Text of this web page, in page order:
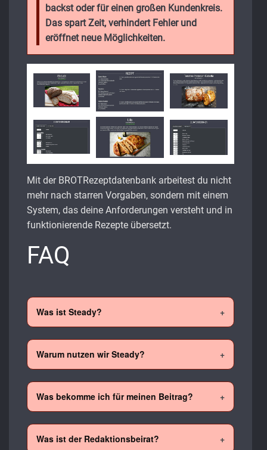
backst oder für einen großen Kundenkreis.
Das spart Zeit, verhindert Fehler und
eröffnet neue Möglichkeiten.
Mit der BROTRezeptdatenbank arbeitest du nicht
mehr nach starren Vorgaben, sondern mit einem
System, das deine Anforderungen versteht und in
funktionierende Rezepte übersetzt.
FAQ
Was ist Steady?
Warum nutzen wir Steady?
Was bekomme ich für meinen Beitrag?
Was ist der Redaktionsbeirat?